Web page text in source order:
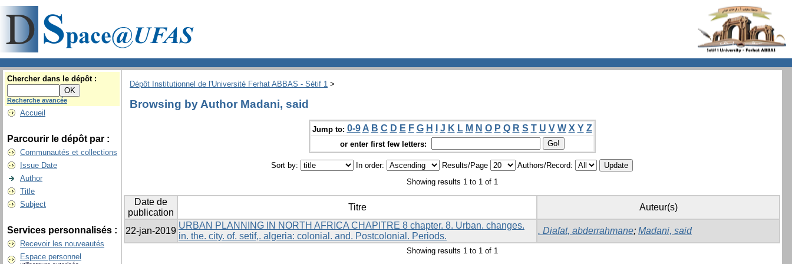
Chercher dans le dépôt :
Recherche avancée
Accueil
Parcourir le dépôt par :
Communautés et collections
Issue Date
Author
Title
Subject
Services personnalisés :
Recevoir les nouveautés
Espace personnel
Dépôt Institutionnel de l'Université Ferhat ABBAS - Sétif 1 >
Browsing by Author Madani, said
Jump to: 0-9 A B C D E F G H J K L M N O P Q R S T U V W X Y Z
or enter first few letters:
Sort by: In order: Results/Page
Authors/Record:
Showing results 1 to 1 of 1
Date de
publication
Titre Auteur(s)
22-jan-2019
URBAN PLANNING IN NORTH AFRICA CHAPITRE 8 chapter. 8. Urban. changes.
in. the. city. of. setif,. algeria: colonial. and. Postcolonial. Periods.
. Diafat, abderrahmane; Madani, said
Showing results 1 to 1 of 1